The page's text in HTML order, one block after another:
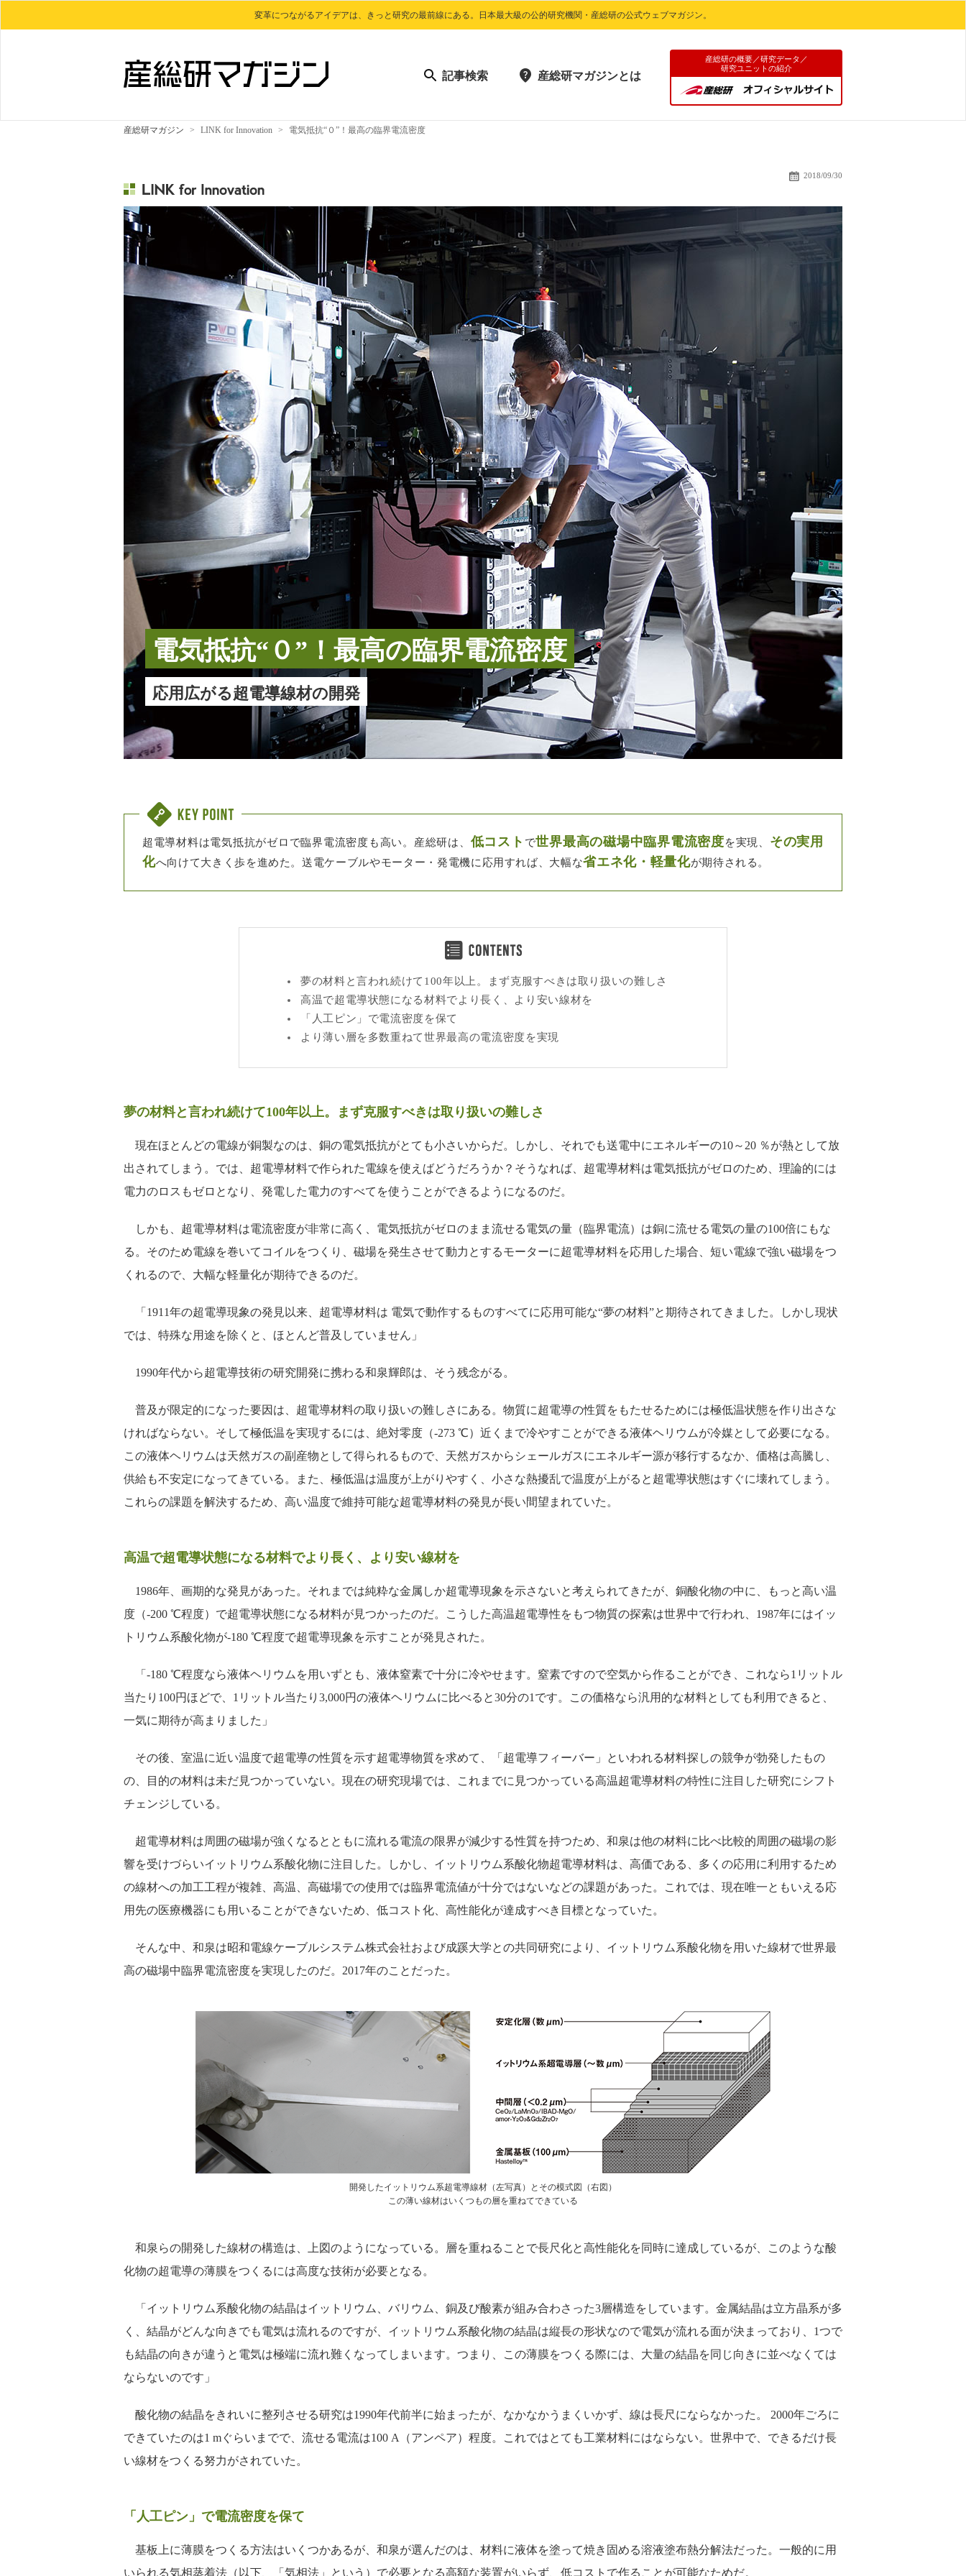
変革につながるアイデアは、きっと研究の最前線にある。日本最大級の公的研究機関・産総研の公式ウェブマガジン。
記事検索 産総研マガジンとは
産総研の概要／研究データ／
研究ユニットの紹介
産総研マガジン > LINK for Innovation > 電気抵抗“０”！最高の臨界電流密度
2018/09/30
電気抵抗“０”！最高の臨界電流密度
応用広がる超電導線材の開発
超電導材料は電気抵抗がゼロで臨界電流密度も高い。産総研は、 低コスト で世界最高の磁場中臨界電流密度を実現、 その実用
化へ向けて大きく歩を進めた。送電ケーブルやモーター・発電機に応用すれば、大幅な省エネ化・軽量化が期待される。
夢の材料と言われ続けて100年以上。まず克服すべきは取り扱いの難しさ
高温で超電導状態になる材料でより長く、より安い線材を
「人工ピン」で電流密度を保て
より薄い層を多数重ねて世界最高の電流密度を実現
夢の材料と言われ続けて100年以上。まず克服すべきは取り扱いの難しさ
現在ほとんどの電線が銅製なのは、銅の電気抵抗がとても小さいからだ。しかし、それでも送電中にエネルギーの10～20 ％が熱として放
出されてしまう。では、超電導材料で作られた電線を使えばどうだろうか？そうなれば、超電導材料は電気抵抗がゼロのため、理論的には
電力のロスもゼロとなり、発電した電力のすべてを使うことができるようになるのだ。
しかも、超電導材料は電流密度が非常に高く、電気抵抗がゼロのまま流せる電気の量（臨界電流）は銅に流せる電気の量の100倍にもな
る。そのため電線を巻いてコイルをつくり、磁場を発生させて動力とするモーターに超電導材料を応用した場合、短い電線で強い磁場をつ
くれるので、大幅な軽量化が期待できるのだ。
「1911年の超電導現象の発見以来、超電導材料は 電気で動作するものすべてに応用可能な“夢の材料”と期待されてきました。しかし現状
では、特殊な用途を除くと、ほとんど普及していません」
1990年代から超電導技術の研究開発に携わる和泉輝郎は、そう残念がる。
普及が限定的になった要因は、超電導材料の取り扱いの難しさにある。物質に超電導の性質をもたせるためには極低温状態を作り出さな
ければならない。そして極低温を実現するには、絶対零度（-273 ℃）近くまで冷やすことができる液体ヘリウムが冷媒として必要になる。
この液体ヘリウムは天然ガスの副産物として得られるもので、天然ガスからシェールガスにエネルギー源が移行するなか、価格は高騰し、
供給も不安定になってきている。また、極低温は温度が上がりやすく、小さな熱擾乱で温度が上がると超電導状態はすぐに壊れてしまう。
これらの課題を解決するため、高い温度で維持可能な超電導材料の発見が長い間望まれていた。
高温で超電導状態になる材料でより長く、より安い線材を
1986年、画期的な発見があった。それまでは純粋な金属しか超電導現象を示さないと考えられてきたが、銅酸化物の中に、もっと高い温
度（-200 ℃程度）で超電導状態になる材料が見つかったのだ。こうした高温超電導性をもつ物質の探索は世界中で行われ、1987年にはイッ
トリウム系酸化物が-180 ℃程度で超電導現象を示すことが発見された。
「-180 ℃程度なら液体ヘリウムを用いずとも、液体窒素で十分に冷やせます。窒素ですので空気から作ることができ、これなら1リットル
当たり100円ほどで、1リットル当たり3,000円の液体ヘリウムに比べると30分の1です。この価格なら汎用的な材料としても利用できると、
一気に期待が高まりました」
その後、室温に近い温度で超電導の性質を示す超電導物質を求めて、「超電導フィーバー」といわれる材料探しの競争が勃発したもの
の、目的の材料は未だ見つかっていない。現在の研究現場では、これまでに見つかっている高温超電導材料の特性に注目した研究にシフト
チェンジしている。
超電導材料は周囲の磁場が強くなるとともに流れる電流の限界が減少する性質を持つため、和泉は他の材料に比べ比較的周囲の磁場の影
響を受けづらいイットリウム系酸化物に注目した。しかし、イットリウム系酸化物超電導材料は、高価である、多くの応用に利用するため
の線材への加工工程が複雑、高温、高磁場での使用では臨界電流値が十分ではないなどの課題があった。これでは、現在唯一ともいえる応
用先の医療機器にも用いることができないため、低コスト化、高性能化が達成すべき目標となっていた。
そんな中、和泉は昭和電線ケーブルシステム株式会社および成蹊大学との共同研究により、イットリウム系酸化物を用いた線材で世界最
高の磁場中臨界電流密度を実現したのだ。2017年のことだった。
開発したイットリウム系超電導線材（左写真）とその模式図（右図）
この薄い線材はいくつもの層を重ねてできている
和泉らの開発した線材の構造は、上図のようになっている。層を重ねることで長尺化と高性能化を同時に達成しているが、このような酸
化物の超電導の薄膜をつくるには高度な技術が必要となる。
「イットリウム系酸化物の結晶はイットリウム、バリウム、銅及び酸素が組み合わさった3層構造をしています。金属結晶は立方晶系が多
く、結晶がどんな向きでも電気は流れるのですが、イットリウム系酸化物の結晶は縦長の形状なので電気が流れる面が決まっており、1つで
も結晶の向きが違うと電気は極端に流れ難くなってしまいます。つまり、この薄膜をつくる際には、大量の結晶を同じ向きに並べなくては
ならないのです」
酸化物の結晶をきれいに整列させる研究は1990年代前半に始まったが、なかなかうまくいかず、線は長尺にならなかった。 2000年ごろに
できていたのは1 mぐらいまでで、流せる電流は100 A（アンペア）程度。これではとても工業材料にはならない。世界中で、できるだけ長
い線材をつくる努力がされていた。
「人工ピン」で電流密度を保て
基板上に薄膜をつくる方法はいくつかあるが、和泉が選んだのは、材料に液体を塗って焼き固める溶液塗布熱分解法だった。一般的に用
いられる気相蒸着法（以下、「気相法」という）で必要となる高額な装置がいらず、低コストで作ることが可能なためだ。